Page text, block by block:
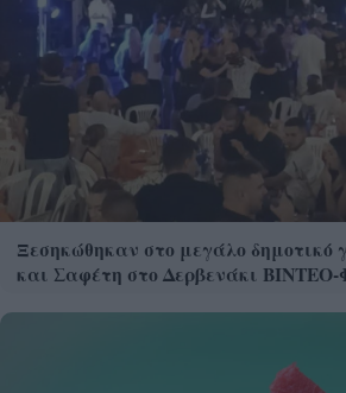
Ξεσηκώθηκαν στο μεγάλο δημοτικό
και Σαφέτη στο Δερβενάκι